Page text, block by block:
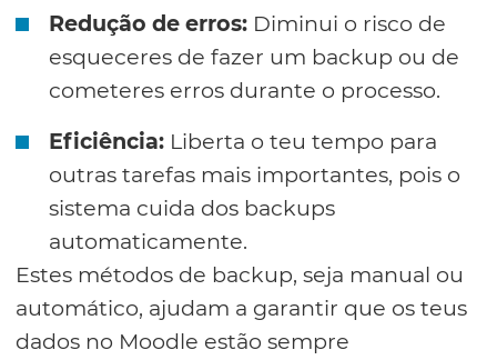
Redução de erros: Diminui o risco de
esqueceres de fazer um backup ou de
cometeres erros durante o processo.
Eficiência: Liberta o teu tempo para
outras tarefas mais importantes, pois o
sistema cuida dos backups
automaticamente.
Estes métodos de backup, seja manual ou
automático, ajudam a garantir que os teus
dados no Moodle estão sempre